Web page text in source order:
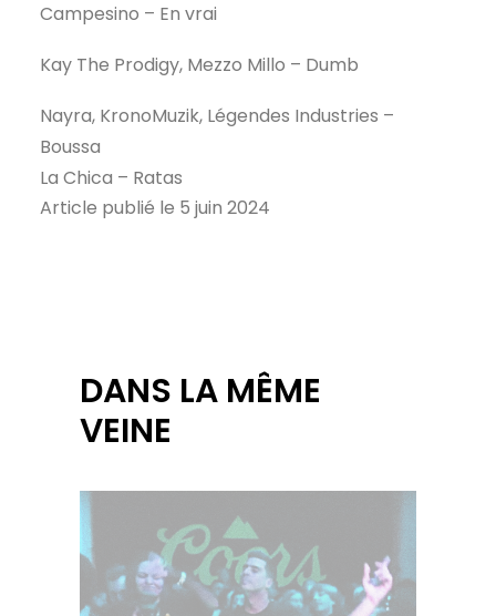
Campesino – En vrai
Kay The Prodigy, Mezzo Millo – Dumb
Nayra, KronoMuzik, Légendes Industries –
Boussa
La Chica – Ratas
Article publié le 5 juin 2024
DANS LA MÊME
VEINE